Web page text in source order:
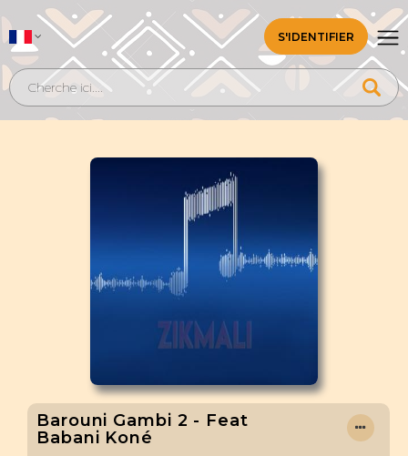
S'IDENTIFIER
Barouni Gambi 2 - Feat
Babani Koné